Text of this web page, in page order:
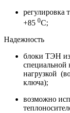
регулировка
+85 0С;
Надежность
блоки ТЭН
специальной
нагрузкой
ключа);
возможно